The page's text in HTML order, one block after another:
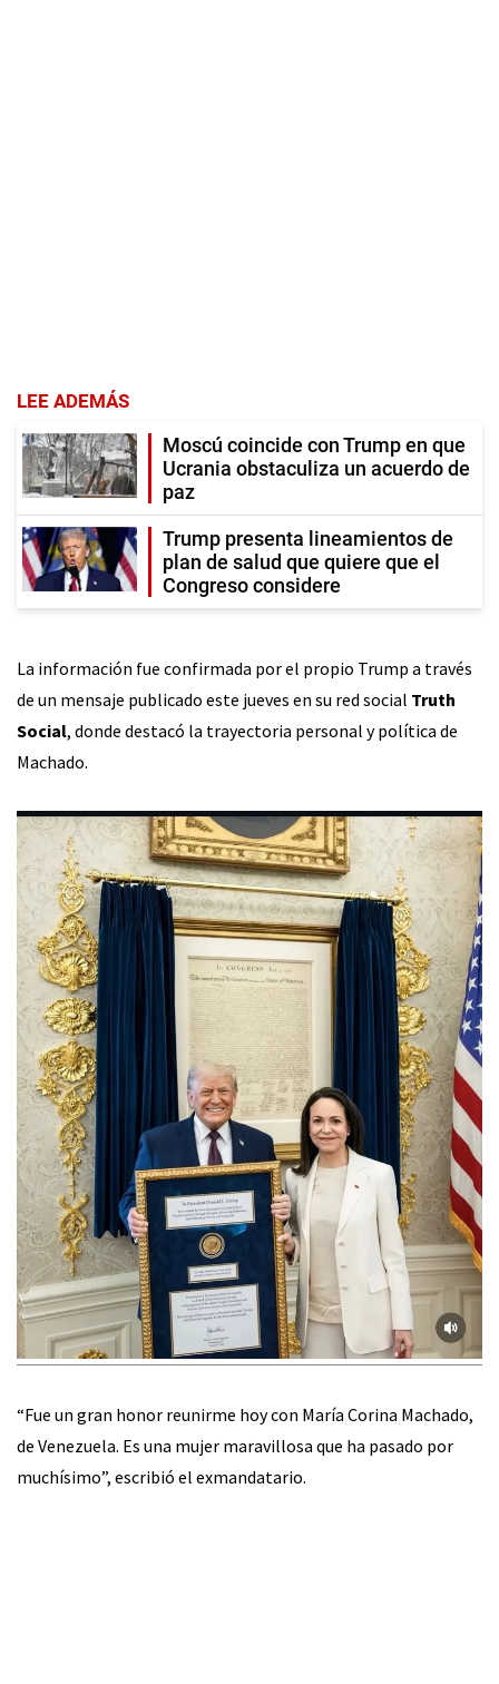
LEE ADEMÁS
Moscú coincide con Trump en que
Ucrania obstaculiza un acuerdo de
paz
Trump presenta lineamientos de
plan de salud que quiere que el
Congreso considere
La información fue confirmada por el propio Trump a través
de un mensaje publicado este jueves en su red social Truth
Social, donde destacó la trayectoria personal y política de
Machado.
“Fue un gran honor reunirme hoy con María Corina Machado,
de Venezuela. Es una mujer maravillosa que ha pasado por
muchísimo”, escribió el exmandatario.